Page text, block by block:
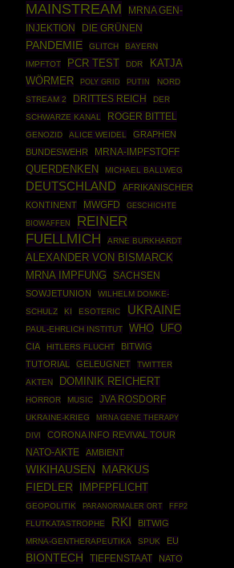
MAINSTREAM
MRNA GEN-
INJEKTION
DIE GRÜNEN
PANDEMIE GLITCH
BAYERN
IMPFTOT
PCR TEST DDR
KATJA
WÖRMER
POLY GRID PUTIN
NORD
STREAM 2
DRITTES REICH
DER
SCHWARZE KANAL
ROGER BITTEL
GENOZID ALICE WEIDEL
GRAPHEN
BUNDESWEHR
MRNA-IMPFSTOFF
QUERDENKEN MICHAEL BALLWEG
DEUTSCHLAND
AFRIKANISCHER
KONTINENT
MWGFD
GESCHICHTE
BIOWAFFEN
REINER
FUELLMICH
ARNE BURKHARDT
ALEXANDER VON BISMARCK
MRNA IMPFUNG
SACHSEN
SOWJETUNION
WILHELM DOMKE-
SCHULZ
KI ESOTERIC UKRAINE
PAUL-EHRLICH INSTITUT WHO UFO
CIA HITLERS FLUCHT
BITWIG
TUTORIAL
GELEUGNET
TWITTER
AKTEN
DOMINIK REICHERT
HORROR MUSIC JVA ROSDORF
UKRAINE-KRIEG MRNA GENE THERAPY
DIVI CORONA INFO REVIVAL TOUR
NATO-AKTE AMBIENT
WIKIHAUSEN
MARKUS
FIEDLER
IMPFPFLICHT
GEOPOLITIK PARANORMALER ORT
FFP2
FLUTKATASTROPHE
RKI BITWIG
MRNA-GENTHERAPEUTIKA SPUK EU
BIONTECH TIEFENSTAAT
NATO